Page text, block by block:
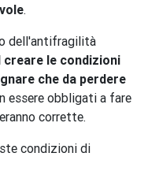
.
dell'antifragilità
creare le condizioni
che da perdere
essere obbligati a fare
corrette.
condizioni di